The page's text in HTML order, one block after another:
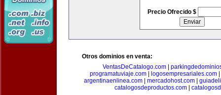
Precio Ofrecido $
Otros dominios en venta:
VentasDeCatalogo.com|
programatuviaje.com| logosempresariales.com|
argentinaenlinea.com| mercadohost.com|
catalogosdeproductos.com